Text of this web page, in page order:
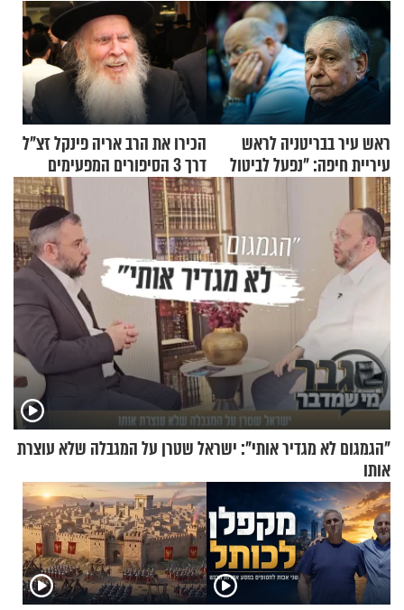
ראש עיר בבריטניה לראש
עיריית חיפה: ״נפעל לביטול
ברית הערים התאומות״
הכירו את הרב אריה פינקל זצ"ל
דרך 3 הסיפורים המפעימים
האלה
"הגמגום לא מגדיר אותי": ישראל שטרן על המגבלה שלא עוצרת
אותו